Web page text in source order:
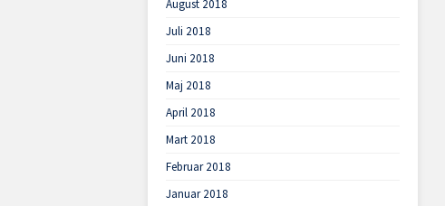
August 2018
Juli 2018
Juni 2018
Maj 2018
April 2018
Mart 2018
Februar 2018
Januar 2018